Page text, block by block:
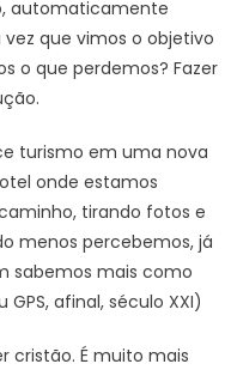
automaticamente
que vimos o objetivo
o que perdemos? Fazer
turismo em uma nova
onde estamos
tirando fotos e
menos percebemos, já
sabemos mais como
afinal, século XXI)
cristão. É muito mais